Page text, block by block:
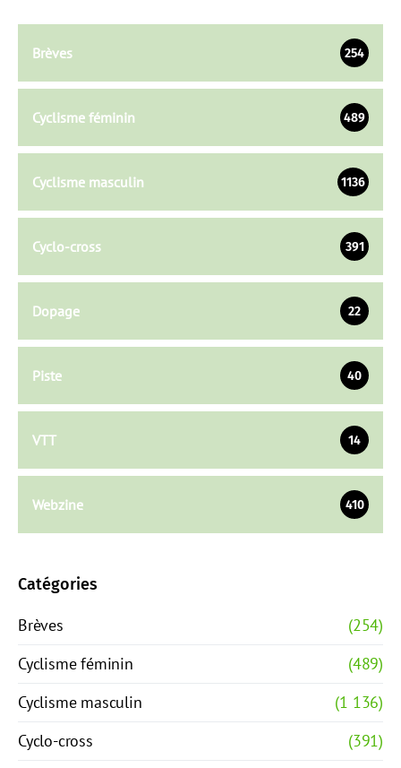
Brèves 254
Cyclisme féminin 489
Cyclisme masculin 1136
Cyclo-cross 391
Dopage 22
Piste 40
VTT 14
Webzine 410
Catégories
Brèves
(254)
Cyclisme féminin
(489)
Cyclisme masculin
(1 136)
Cyclo-cross
(391)